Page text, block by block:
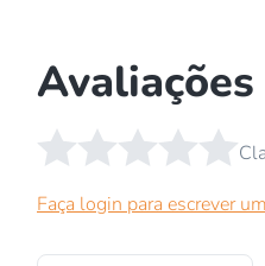
Avaliações
☆ ☆ ☆ ☆ ☆
Faça login para escrever